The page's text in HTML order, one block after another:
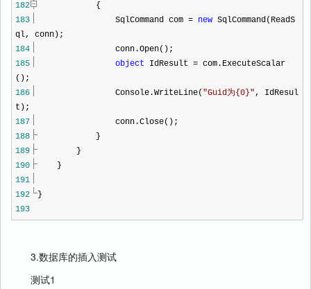
182
{
183
SqlCommand com = new SqlCommand(ReadS
ql, conn);
184
conn.Open();
185
object IdResult = com.ExecuteScalar
();
186
Console.WriteLine( "Guid为{0}", IdResul
t);
187
conn.Close();
188
}
189
}
190
}
191
192
}
193
3.数据库的插入测试
测试1